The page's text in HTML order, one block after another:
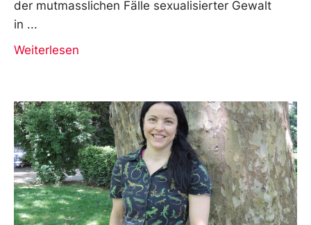
der mutmasslichen Fälle sexualisierter Gewalt
in
Weiterlesen